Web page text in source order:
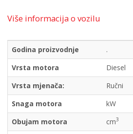
Više informacija o vozilu
Godina proizvodnje
.
Vrsta motora
Diesel
Vrsta mjenača:
Ručni
Snaga motora
kW
Obujam motora
cm3